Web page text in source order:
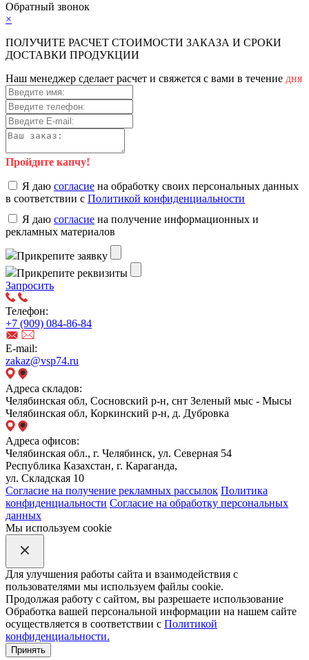
Обратный звонок
×
ПОЛУЧИТЕ РАСЧЕТ СТОИМОСТИ ЗАКАЗА И СРОКИ
ДОСТАВКИ ПРОДУКЦИИ
Наш менеджер сделает расчет и свяжется с вами в течение дня
Пройдите капчу!
Я даю согласие на обработку своих персональных данных
в соответствии с Политикой конфиденциальности
Я даю согласие на получение информационных и
рекламных материалов
Прикрепите заявку
Прикрепите реквизиты
Запросить
Телефон:
+7 (909) 084-86-84
E-mail:
zakaz@vsp74.ru
Адреса складов:
Челябинская обл, Сосновский р-н, снт Зеленый мыс - Мысы
Челябинская обл, Коркинский р-н, д. Дубровка
Адреса офисов:
Челябинская обл., г. Челябинск, ул. Северная 54
Республика Казахстан, г. Караганда,
ул. Складская 10
Согласие на получение рекламных рассылок Политика
конфиденциальности Согласие на обработку персональных
данных
Мы используем cookie
Для улучшения работы сайта и взаимодействия с
пользователями мы используем файлы cookie.
Продолжая работу с сайтом, вы разрешаете использование
Обработка вашей персональной информации на нашем сайте
осуществляется в соответствии с Политикой
конфиденциальности.
Принять